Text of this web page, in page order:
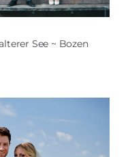
See ~ Bozen